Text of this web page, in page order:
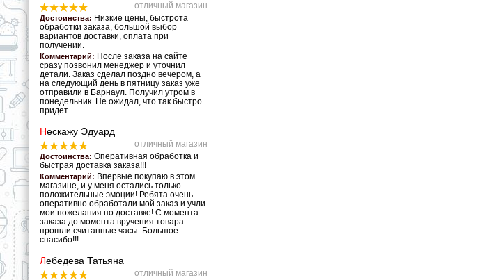
отличный магазин
Достоинства: Низкие цены, быстрота
обработки заказа, большой выбор
вариантов доставки, оплата при
получении.
Комментарий: После заказа на сайте
сразу позвонил менеджер и уточнил
детали. Заказ сделал поздно вечером, а
на следующий день в пятницу заказ уже
отправили в Барнаул. Получил утром в
понедельник. Не ожидал, что так быстро
придет.
Нескажу Эдуард
отличный магазин
Достоинства: Оперативная обработка и
быстрая доставка заказа!!!
Комментарий: Впервые покупаю в этом
магазине, и у меня остались только
положительные эмоции! Ребята очень
оперативно обработали мой заказ и учли
мои пожелания по доставке! С момента
заказа до момента вручения товара
прошли считанные часы. Большое
спасибо!!!
Лебедева Татьяна
отличный магазин